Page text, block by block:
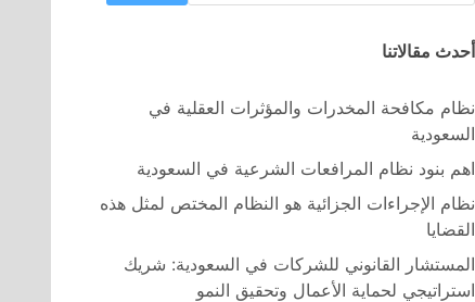
أحدث مقالاتنا
نظام مكافحة المخدرات والمؤثرات العقلية في
السعودية
اهم بنود نظام المرافعات الشرعية في السعودية
نظام الإجراءات الجزائية هو النظام المختص لمثل هذه
القضايا
المستشار القانوني للشركات في السعودية: شريك
استراتيجي لحماية الأعمال وتحقيق النمو